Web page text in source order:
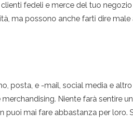
fedeli e merce del tuo
ma possono anche farti dire
posta, e -mail, social media e
Niente farà sentire
mai fare abbastanza per loro.